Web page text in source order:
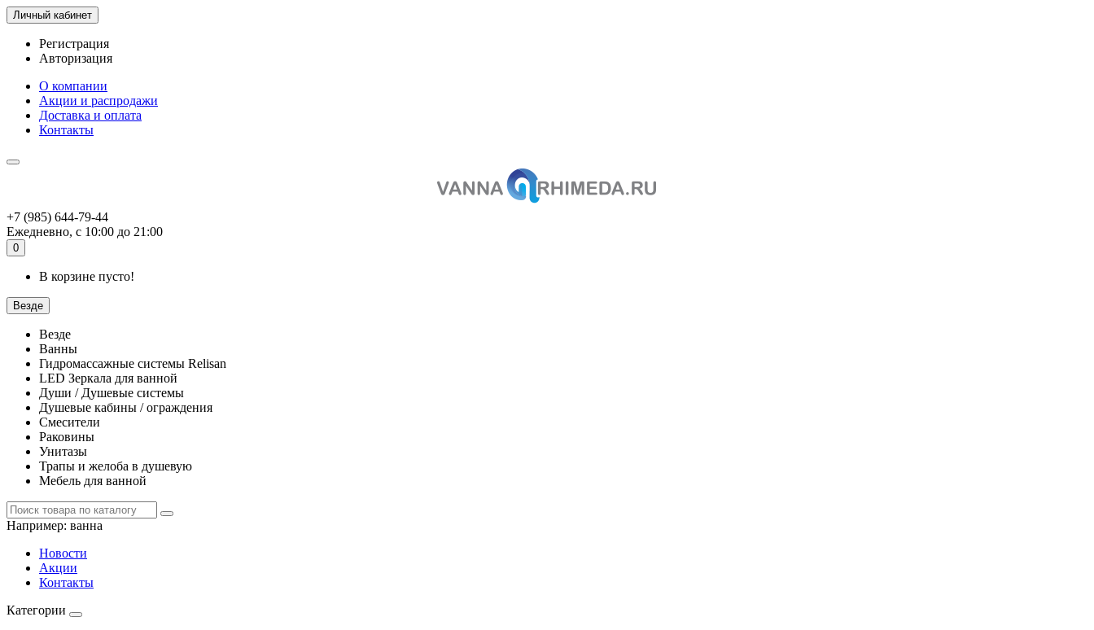
Личный кабинет
Регистрация
Авторизация
О компании
Акции и распродажи
Доставка и оплата
Контакты
+7 (985) 644-79-44
Ежедневно, с 10:00 до 21:00
0
В корзине пусто!
Везде
Везде
Ванны
Гидромассажные системы Relisan
LED Зеркала для ванной
Души / Душевые системы
Душевые кабины / ограждения
Смесители
Раковины
Унитазы
Трапы и желоба в душевую
Мебель для ванной
Например: ванна
Новости
Акции
Контакты
Категории